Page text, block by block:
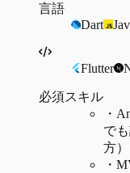
言語
Dart
Flutter
必須スキル
・
で
方）
・